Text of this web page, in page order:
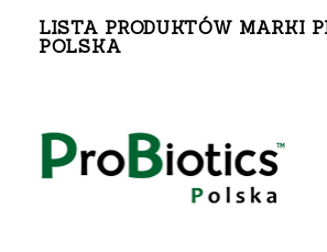
LISTA PRODUKTÓW MARKI
POLSKA